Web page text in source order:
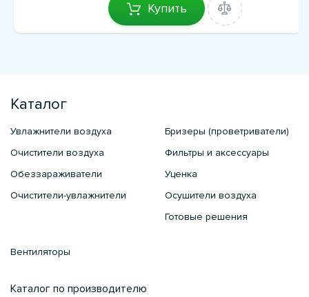
Купить
Каталог
Увлажнители воздуха
Очистители воздуха
Обеззараживатели
Очистители-увлажнители
Бризеры (проветриватели)
Фильтры и аксессуары
Уценка
Осушители воздуха
Готовые решения
Вентиляторы
Каталог по производителю